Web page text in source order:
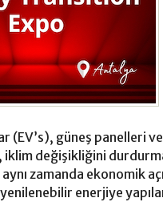
(EV’s), güneş panelleri
iklim değişikliğini
zamanda ekonomik
enerjiye